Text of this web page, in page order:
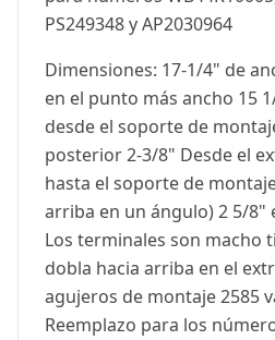
PS249348 y AP2030964
Dimensiones: 17-1/4" de
en el punto más ancho 15
desde el soporte de
posterior 2-3/8" Desde el
hasta el soporte de
arriba en un ángulo) 2 5/8"
Los terminales son macho
dobla hacia arriba en el
agujeros de montaje 2585
Reemplazo para los